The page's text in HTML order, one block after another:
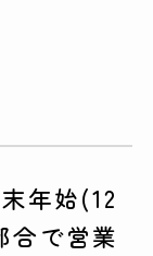
年始(12
合で営業